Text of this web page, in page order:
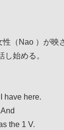
（Nao ）が映
始める。
have here.
the 1 V.